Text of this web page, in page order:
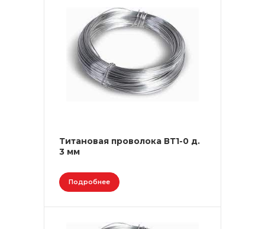
Титановая проволока ВТ1-0 д.
3 мм
Подробнее